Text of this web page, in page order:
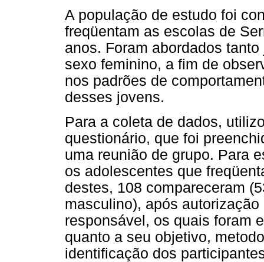
A população de estudo foi
freqüentam as escolas de
anos. Foram abordados
sexo feminino, a fim de
nos padrões de
desses jovens.
Para a coleta de dados,
questionário, que foi
uma reunião de grupo. Para
os adolescentes que
destes, 108 compareceram
masculino), após
responsável, os quais foram
quanto a seu objetivo,
identificação dos